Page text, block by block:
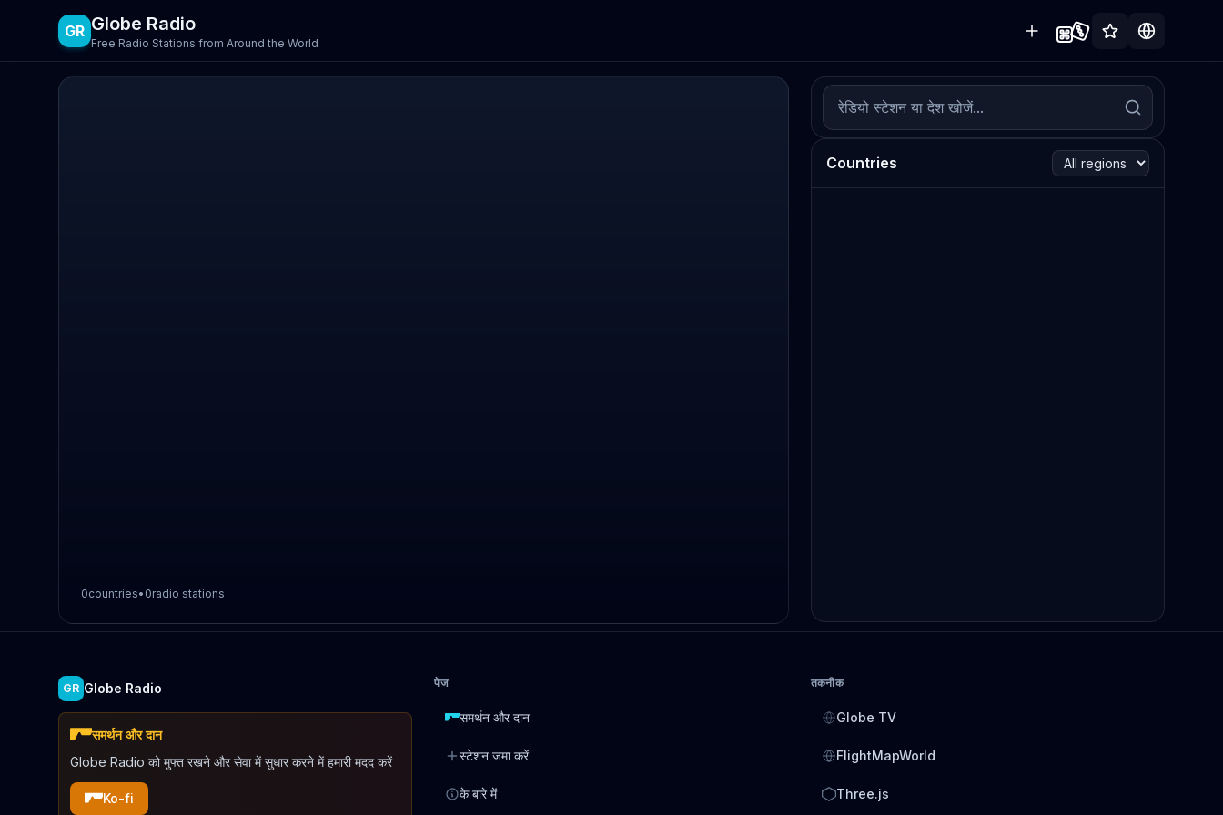
GR Globe Radio
Free Radio Stations from Around the World
0countries• 0radio stations
Countries
GR Globe Radio
समर्थन और दान
Globe Radio को मुफ्त रखने और सेवा में सुधार करने में हमारी मदद करें
Ko-fi
पेज
समर्थन और दान
स्टेशन जमा करें
के बारे में
तकनीक
Globe TV
FlightMapWorld
Three.js